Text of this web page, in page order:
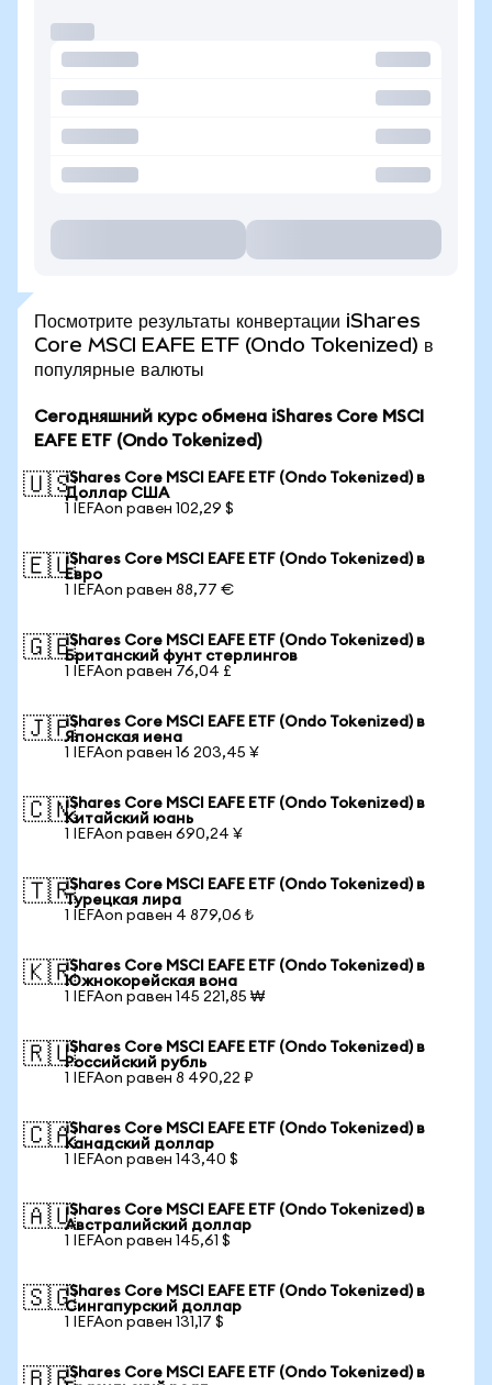
Посмотрите результаты конвертации iShares
Core MSCI EAFE ETF (Ondo Tokenized) в
популярные валюты
Сегодняшний курс обмена iShares Core MSCI
EAFE ETF (Ondo Tokenized)
🇺🇸iShares Core MSCI EAFE ETF (Ondo Tokenized) в
Доллар США
1 IEFAon равен 102,29 $
🇪🇺iShares Core MSCI EAFE ETF (Ondo Tokenized) в
Евро
1 IEFAon равен 88,77 €
🇬🇧iShares Core MSCI EAFE ETF (Ondo Tokenized) в
Британский фунт стерлингов
1 IEFAon равен 76,04 £
🇯🇵iShares Core MSCI EAFE ETF (Ondo Tokenized) в
Японская иена
1 IEFAon равен 16 203,45 ¥
🇨🇳iShares Core MSCI EAFE ETF (Ondo Tokenized) в
Китайский юань
1 IEFAon равен 690,24 ¥
🇹🇷iShares Core MSCI EAFE ETF (Ondo Tokenized) в
Турецкая лира
1 IEFAon равен 4 879,06 ₺
🇰🇷iShares Core MSCI EAFE ETF (Ondo Tokenized) в
Южнокорейская вона
1 IEFAon равен 145 221,85 ₩
🇷🇺iShares Core MSCI EAFE ETF (Ondo Tokenized) в
Российский рубль
1 IEFAon равен 8 490,22 ₽
🇨🇦iShares Core MSCI EAFE ETF (Ondo Tokenized) в
Канадский доллар
1 IEFAon равен 143,40 $
🇦🇺iShares Core MSCI EAFE ETF (Ondo Tokenized) в
Австралийский доллар
1 IEFAon равен 145,61 $
🇸🇬iShares Core MSCI EAFE ETF (Ondo Tokenized) в
Сингапурский доллар
1 IEFAon равен 131,17 $
iShares Core MSCI EAFE ETF (Ondo Tokenized) в